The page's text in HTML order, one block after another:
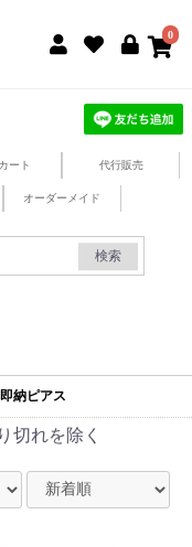
0
ート 代行販売
オーダーメイド
検索
即納ピアス
切れを除く